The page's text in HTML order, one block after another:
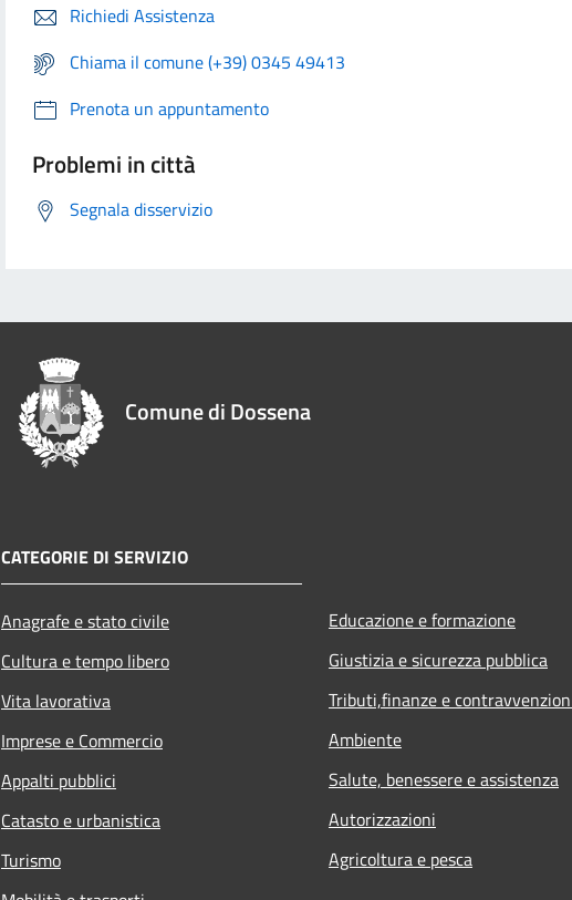
Richiedi Assistenza
Chiama il comune (+39) 0345 49413
Prenota un appuntamento
Problemi in città
Segnala disservizio
Comune di Dossena
CATEGORIE DI SERVIZIO
Anagrafe e stato civile
Cultura e tempo libero
Vita lavorativa
Imprese e Commercio
Appalti pubblici
Catasto e urbanistica
Turismo
Educazione e formazione
Giustizia e sicurezza pubblica
Tributi,finanze e
Ambiente
Salute, benessere e assistenza
Autorizzazioni
Agricoltura e pesca